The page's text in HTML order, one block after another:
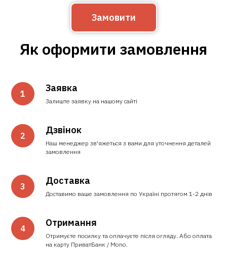
Замовити
Як оформити замовлення
Заявка
Залиште заявку на нашому сайті
Дзвінок
Наш менеджер зв'яжеться з вами для уточнення деталей
замовлення
Доставка
Доставимо ваше замовлення по Україні протягом 1-2 днів
Отримання
Отримуєте посилку та оплачуєте після огляду. Або оплата
на карту ПриватБанк / Mono.